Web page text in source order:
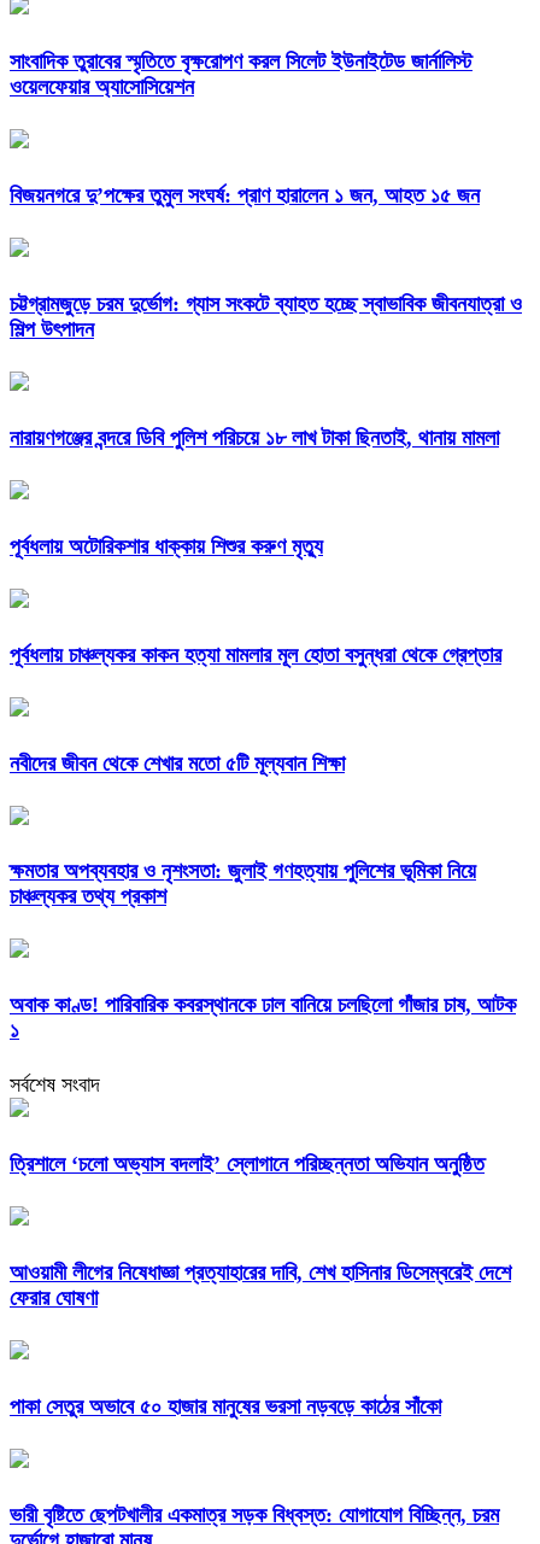
সাংবাদিক তুরাবের স্মৃতিতে বৃক্ষরোপণ করল সিলেট ইউনাইটেড জার্নালিস্ট
ওয়েলফেয়ার অ্যাসোসিয়েশন
বিজয়নগরে দু’পক্ষের তুমুল সংঘর্ষ: প্রাণ হারালেন ১ জন, আহত ১৫ জন
চট্টগ্রামজুড়ে চরম দুর্ভোগ: গ্যাস সংকটে ব্যাহত হচ্ছে স্বাভাবিক জীবনযাত্রা ও
শিল্প উৎপাদন
নারায়ণগঞ্জের বন্দরে ডিবি পুলিশ পরিচয়ে ১৮ লাখ টাকা ছিনতাই, থানায় মামলা
পূর্বধলায় অটোরিকশার ধাক্কায় শিশুর করুণ মৃত্যু
পূর্বধলায় চাঞ্চল্যকর কাকন হত্যা মামলার মূল হোতা বসুন্ধরা থেকে গ্রেপ্তার
নবীদের জীবন থেকে শেখার মতো ৫টি মূল্যবান শিক্ষা
ক্ষমতার অপব্যবহার ও নৃশংসতা: জুলাই গণহত্যায় পুলিশের ভূমিকা নিয়ে
চাঞ্চল্যকর তথ্য প্রকাশ
অবাক কাণ্ড! পারিবারিক কবরস্থানকে ঢাল বানিয়ে চলছিলো গাঁজার চাষ, আটক
১
সর্বশেষ সংবাদ
‎ত্রিশালে ‘চলো অভ্যাস বদলাই’ স্লোগানে পরিচ্ছন্নতা অভিযান অনুষ্ঠিত
আওয়ামী লীগের নিষেধাজ্ঞা প্রত্যাহারের দাবি, শেখ হাসিনার ডিসেম্বরেই দেশে
ফেরার ঘোষণা
পাকা সেতুর অভাবে ৫০ হাজার মানুষের ভরসা নড়বড়ে কাঠের সাঁকো
ভারী বৃষ্টিতে ছেপটখালীর একমাত্র সড়ক বিধ্বস্ত: যোগাযোগ বিচ্ছিন্ন, চরম